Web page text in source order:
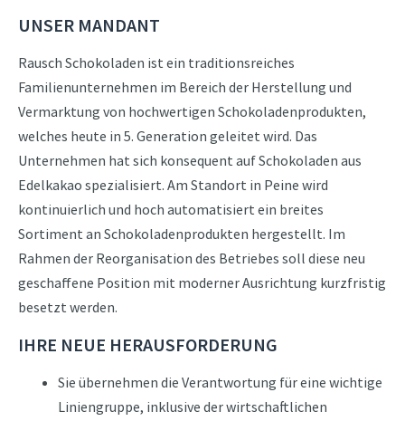
UNSER MANDANT
Rausch Schokoladen ist ein traditionsreiches
Familienunternehmen im Bereich der Herstellung und
Vermarktung von hochwertigen Schokoladenprodukten,
welches heute in 5. Generation geleitet wird. Das
Unternehmen hat sich konsequent auf Schokoladen aus
Edelkakao spezialisiert. Am Standort in Peine wird
kontinuierlich und hoch automatisiert ein breites
Sortiment an Schokoladenprodukten hergestellt. Im
Rahmen der Reorganisation des Betriebes soll diese neu
geschaffene Position mit moderner Ausrichtung kurzfristig
besetzt werden.
IHRE NEUE HERAUSFORDERUNG
Sie übernehmen die Verantwortung für eine wichtige
Liniengruppe, inklusive der wirtschaftlichen